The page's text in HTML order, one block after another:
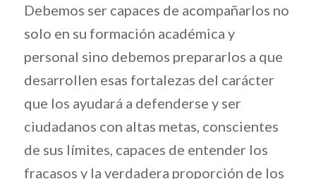
Debemos ser capaces de acompañarlos no
solo en su formación académica y
personal sino debemos prepararlos a que
desarrollen esas fortalezas del carácter
que los ayudará a defenderse y ser
ciudadanos con altas metas, conscientes
de sus límites, capaces de entender los
fracasos y la verdadera proporción de los